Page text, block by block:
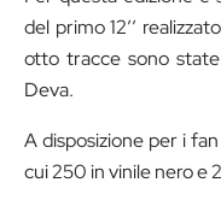
del primo 12’’
otto tracce sono
Deva.
A disposizione per i
cui 250 in vinile nero e